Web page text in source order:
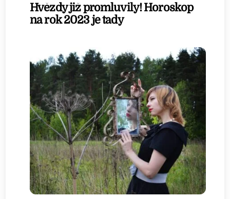
Hvězdy již promluvily! Horoskop
na rok 2023 je tady